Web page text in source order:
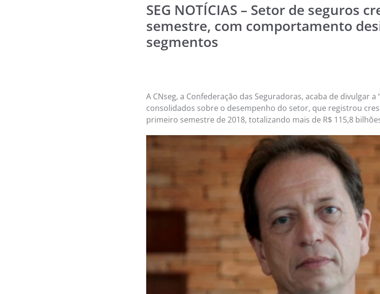
SEG NOTÍCIAS – Setor de seguros
semestre, com comportamento
segmentos
A CNseg, a Confederação das Seguradoras, acaba de divulgar a
consolidados sobre o desempenho do setor, que registrou
primeiro semestre de 2018, totalizando mais de R$ 115,8